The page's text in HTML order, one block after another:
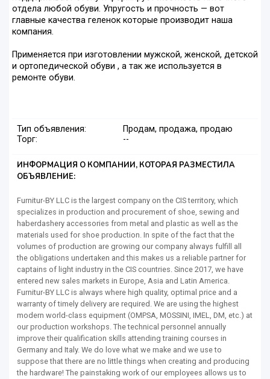
отдела любой обуви. Упругость и прочность — вот
главные качества геленок которые производит наша
компания.
Применяется при изготовлении мужской, женской, детской
и ортопедической обуви , а так же используется в
ремонте обуви.
Тип объявления:
Продам, продажа, продаю
Торг:
--
ИНФОРМАЦИЯ О КОМПАНИИ, КОТОРАЯ РАЗМЕСТИЛА
ОБЪЯВЛЕНИЕ:
Furnitur-BY LLC is the largest company on the CIS territory, which
specializes in production and procurement of shoe, sewing and
haberdashery accessories from metal and plastic as well as the
materials used for shoe production. In spite of the fact that the
volumes of production are growing our company always fulfill all
the obligations undertaken and this makes us a reliable partner for
captains of light industry in the CIS countries. Since 2017, we have
entered new sales markets in Europe, Asia and Latin America.
Furnitur-BY LLC is always where high quality, optimal price and a
warranty of timely delivery are required. We are using the highest
modern world-class equipment (OMPSA, MOSSINI, IMEL, DM, etc.) at
our production workshops. The technical personnel annually
improve their qualification skills attending training courses in
Germany and Italy. We do love what we make and we use to
suppose that there are no little things when creating and producing
the hardware! The painstaking work of our employees allows us to